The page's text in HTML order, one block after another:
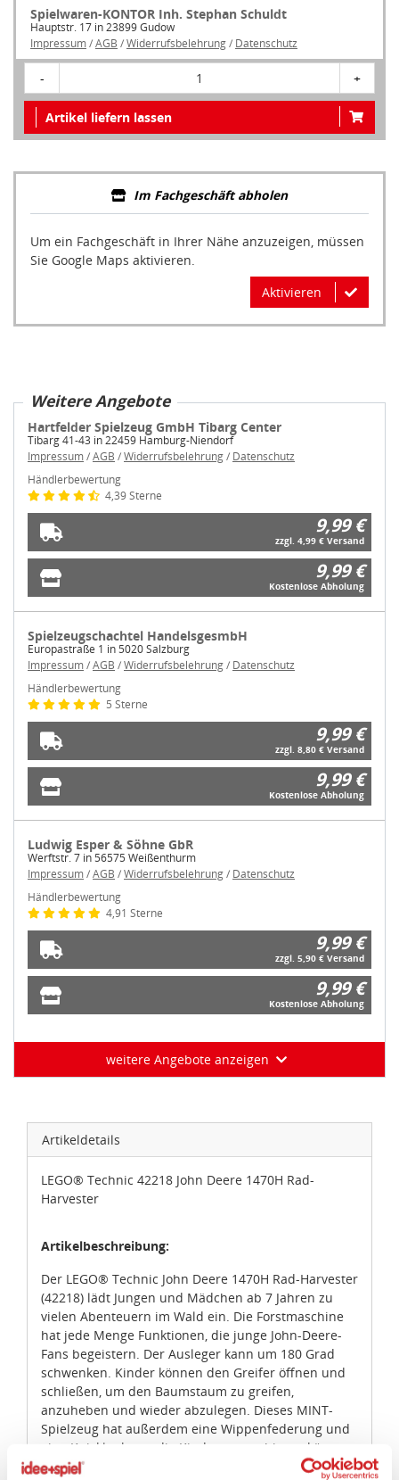
Spielwaren-KONTOR Inh. Stephan Schuldt
Hauptstr. 17 in 23899 Gudow
Impressum/AGB /Widerrufsbelehrung/ Datenschutz
- 1 +
Artikel liefern lassen
Im Fachgeschäft abholen
Um ein Fachgeschäft in Ihrer Nähe anzuzeigen, müssen
Sie Google Maps aktivieren.
Aktivieren
Weitere Angebote
Hartfelder Spielzeug GmbH Tibarg Center
Tibarg 41-43 in 22459 Hamburg-Niendorf
Impressum/AGB /Widerrufsbelehrung/ Datenschutz
Händlerbewertung
4,39 Sterne
9,99 €
zzgl. 4,99 € Versand
9,99 €
Kostenlose Abholung
Spielzeugschachtel HandelsgesmbH
Europastraße 1 in 5020 Salzburg
Impressum/AGB /Widerrufsbelehrung/ Datenschutz
Händlerbewertung
5 Sterne
9,99 €
zzgl. 8,80 € Versand
9,99 €
Kostenlose Abholung
Ludwig Esper & Söhne GbR
Werftstr. 7 in 56575 Weißenthurm
Impressum/AGB /Widerrufsbelehrung/ Datenschutz
Händlerbewertung
4,91 Sterne
9,99 €
zzgl. 5,90 € Versand
9,99 €
Kostenlose Abholung
weitere Angebote anzeigen
Artikeldetails
LEGO® Technic 42218 John Deere 1470H Rad-
Harvester
Artikelbeschreibung:
Der LEGO® Technic John Deere 1470H Rad-Harvester
(42218) lädt Jungen und Mädchen ab 7 Jahren zu
vielen Abenteuern im Wald ein. Die Forstmaschine
hat jede Menge Funktionen, die junge John-Deere-
Fans begeistern. Der Ausleger kann um 180 Grad
schwenken. Kinder können den Greifer öffnen und
schließen, um den Baumstaum zu greifen,
anzuheben und wieder abzulegen. Dieses MINT-
Spielzeug hat außerdem eine Wippenfederung und
eine Knicklenkung, die Kinder ausprobieren können.
Die spektakuläre John-Deere-Lackierung in Grün,